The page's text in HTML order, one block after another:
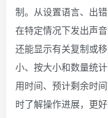
制。从设置语言、出
在特定情况下发出声
还能显示有关复制或
小、按大小和数量统
用时间、预计剩余时
时了解操作进展，更